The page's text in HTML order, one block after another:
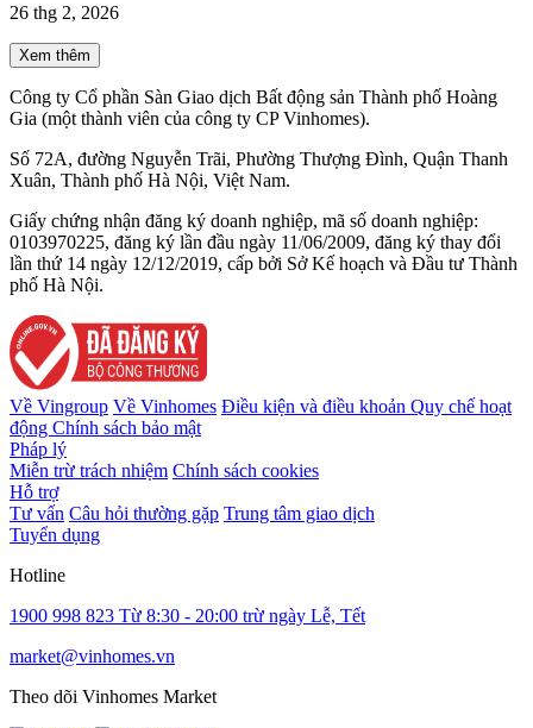
26 thg 2, 2026
Xem thêm
Công ty Cổ phần Sàn Giao dịch Bất động sản Thành phố Hoàng
Gia (một thành viên của công ty CP Vinhomes).
Số 72A, đường Nguyễn Trãi, Phường Thượng Đình, Quận Thanh
Xuân, Thành phố Hà Nội, Việt Nam.
Giấy chứng nhận đăng ký doanh nghiệp, mã số doanh nghiệp:
0103970225, đăng ký lần đầu ngày 11/06/2009, đăng ký thay đổi
lần thứ 14 ngày 12/12/2019, cấp bởi Sở Kế hoạch và Đầu tư Thành
phố Hà Nội.
Về Vingroup Về Vinhomes Điều kiện và điều khoản Quy chế hoạt
động Chính sách bảo mật
Pháp lý
Miễn trừ trách nhiệm Chính sách cookies
Hỗ trợ
Tư vấn Câu hỏi thường gặp Trung tâm giao dịch
Tuyển dụng
Hotline
1900 998 823 Từ 8:30 - 20:00 trừ ngày Lễ, Tết
market@vinhomes.vn
Theo dõi Vinhomes Market